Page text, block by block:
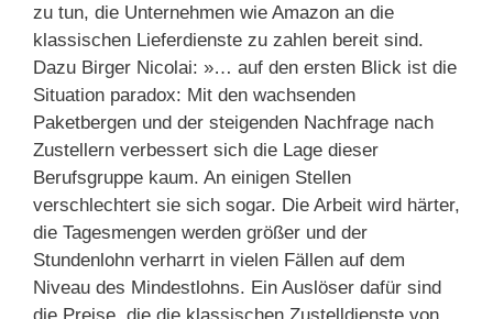
zu tun, die Unternehmen wie Amazon an die
klassischen Lieferdienste zu zahlen bereit sind.
Dazu Birger Nicolai: »… auf den ersten Blick ist die
Situation paradox: Mit den wachsenden
Paketbergen und der steigenden Nachfrage nach
Zustellern verbessert sich die Lage dieser
Berufsgruppe kaum. An einigen Stellen
verschlechtert sie sich sogar. Die Arbeit wird härter,
die Tagesmengen werden größer und der
Stundenlohn verharrt in vielen Fällen auf dem
Niveau des Mindestlohns. Ein Auslöser dafür sind
die Preise, die die klassischen Zustelldienste von